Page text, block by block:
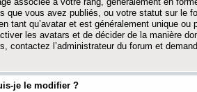
que vous avez publiés, ou votre statut sur le
tant qu’avatar et est généralement unique ou
les avatars et de décider de la manière
contactez l’administrateur du forum et
je le modifier ?